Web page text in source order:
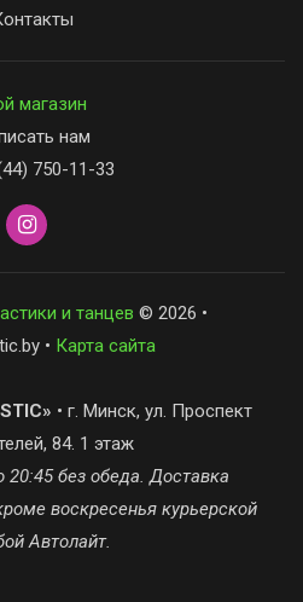
магазин
нам
750-11-33
и танцев © 2026 •
• Карта сайта
• г. Минск, ул. Проспект
84. 1 этаж
20:45 без обеда. Доставка
воскресенья курьерской
Автолайт.